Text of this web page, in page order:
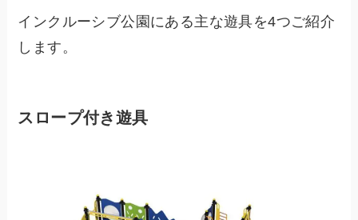
インクルーシブ公園にある主な遊具を4つご紹介
します。
スロープ付き遊具